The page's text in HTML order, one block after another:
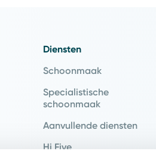
Diensten
Schoonmaak
Specialistische
schoonmaak
Aanvullende diensten
Hi Five